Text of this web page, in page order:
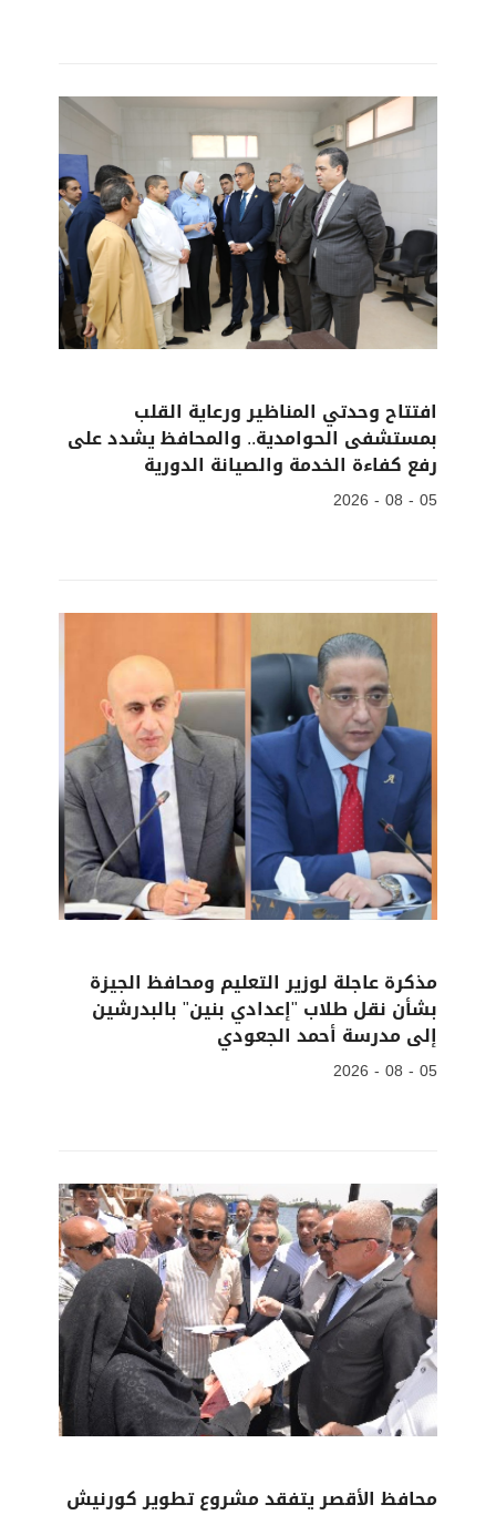
افتتاح وحدتي المناظير ورعاية القلب
بمستشفى الحوامدية.. والمحافظ يشدد على
رفع كفاءة الخدمة والصيانة الدورية
05 - 08 - 2026
مذكرة عاجلة لوزير التعليم ومحافظ الجيزة
بشأن نقل طلاب "إعدادي بنين" بالبدرشين
إلى مدرسة أحمد الجعودي
05 - 08 - 2026
محافظ الأقصر يتفقد مشروع تطوير كورنيش